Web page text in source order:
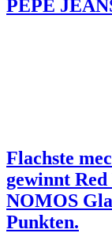
PEPE
Flachste
gewinnt
NOMOS
Punkten.